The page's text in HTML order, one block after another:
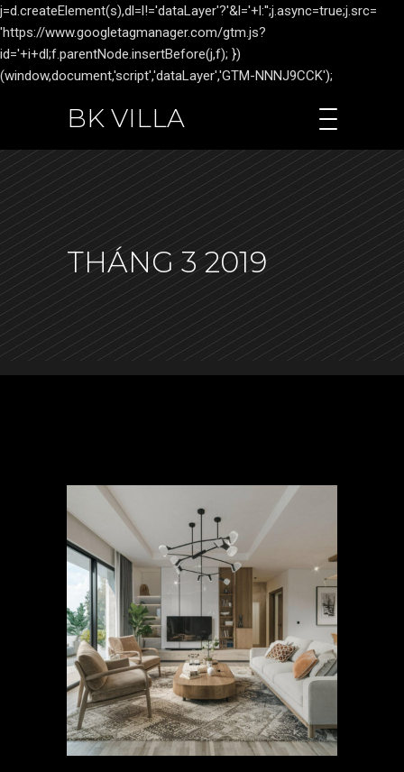
j=d.createElement(s),dl=l!='dataLayer'?'&l='+l:'';j.async=true;j.src=
'https://www.googletagmanager.com/gtm.js?
id='+i+dl;f.parentNode.insertBefore(j,f); })
(window,document,'script','dataLayer','GTM-NNNJ9CCK');
BK VILLA
THÁNG 3 2019